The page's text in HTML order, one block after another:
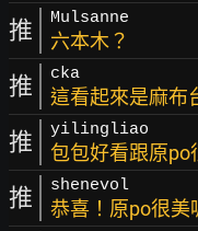
推 Mulsanne
六本木？
推 cka
這看起來是麻布
推 yilingliao
包包好看跟原po
推 shenevol
恭喜！原po很美